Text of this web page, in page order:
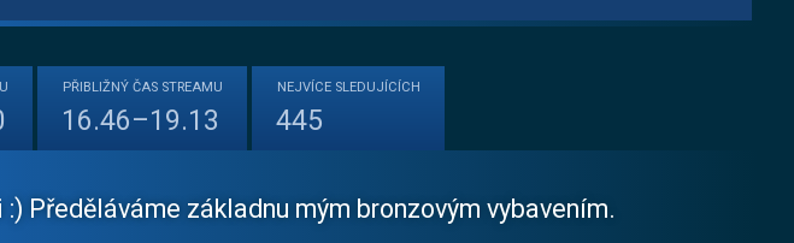
PŘIBLIŽNÝ ČAS STREAMU
16.46–19.13
NEJVÍCE SLEDUJÍCÍCH
445
:) Předěláváme základnu mým bronzovým vybavením.